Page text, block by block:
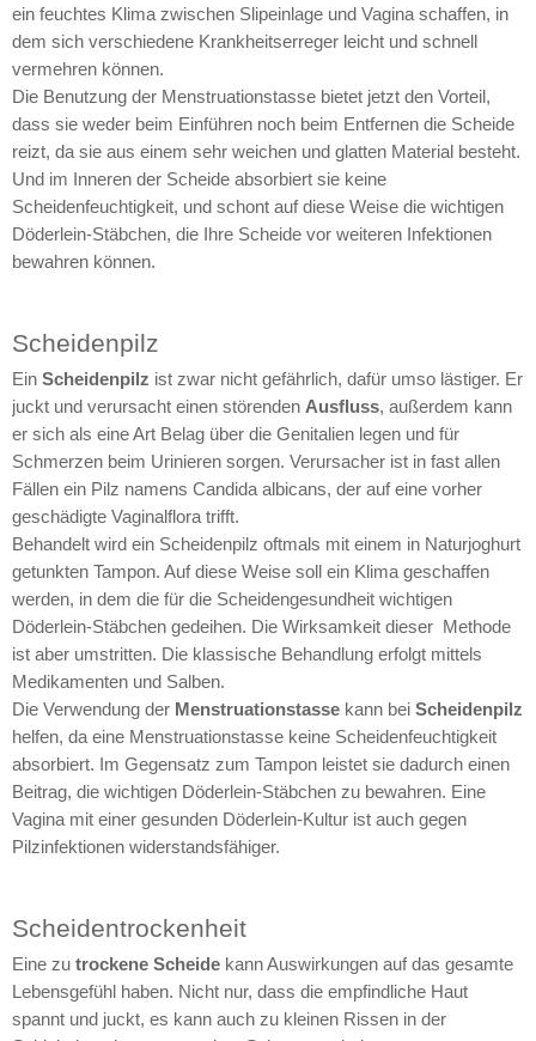
ein feuchtes Klima zwischen Slipeinlage und Vagina schaffen, in
dem sich verschiedene Krankheitserreger leicht und schnell
vermehren können.
Die Benutzung der Menstruationstasse bietet jetzt den Vorteil,
dass sie weder beim Einführen noch beim Entfernen die Scheide
reizt, da sie aus einem sehr weichen und glatten Material besteht.
Und im Inneren der Scheide absorbiert sie keine
Scheidenfeuchtigkeit, und schont auf diese Weise die wichtigen
Döderlein-Stäbchen, die Ihre Scheide vor weiteren Infektionen
bewahren können.
Scheidenpilz
Ein Scheidenpilz ist zwar nicht gefährlich, dafür umso lästiger. Er
juckt und verursacht einen störenden Ausfluss, außerdem kann
er sich als eine Art Belag über die Genitalien legen und für
Schmerzen beim Urinieren sorgen. Verursacher ist in fast allen
Fällen ein Pilz namens Candida albicans, der auf eine vorher
geschädigte Vaginalflora trifft.
Behandelt wird ein Scheidenpilz oftmals mit einem in Naturjoghurt
getunkten Tampon. Auf diese Weise soll ein Klima geschaffen
werden, in dem die für die Scheidengesundheit wichtigen
Döderlein-Stäbchen gedeihen. Die Wirksamkeit dieser Methode
ist aber umstritten. Die klassische Behandlung erfolgt mittels
Medikamenten und Salben.
Die Verwendung der Menstruationstasse kann bei Scheidenpilz
helfen, da eine Menstruationstasse keine Scheidenfeuchtigkeit
absorbiert. Im Gegensatz zum Tampon leistet sie dadurch einen
Beitrag, die wichtigen Döderlein-Stäbchen zu bewahren. Eine
Vagina mit einer gesunden Döderlein-Kultur ist auch gegen
Pilzinfektionen widerstandsfähiger.
Scheidentrockenheit
Eine zu trockene Scheide kann Auswirkungen auf das gesamte
Lebensgefühl haben. Nicht nur, dass die empfindliche Haut
spannt und juckt, es kann auch zu kleinen Rissen in der